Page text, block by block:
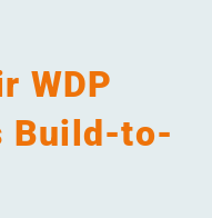
WDP
Build-to-